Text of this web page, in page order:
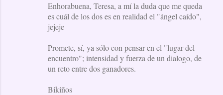
Enhorabuena, Teresa, a mí la duda que me queda
es cuál de los dos es en realidad el "ángel caído",
jejeje
Promete, sí, ya sólo con pensar en el "lugar del
encuentro"; intensidad y fuerza de un dialogo, de
un reto entre dos ganadores.
Bikiños